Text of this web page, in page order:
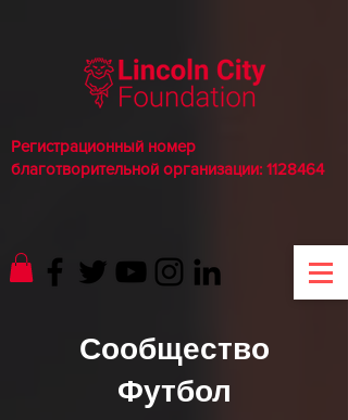
Регистрационный номер
благотворительной организации: 1128464
Сообщество
Футбол